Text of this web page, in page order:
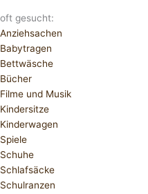
oft gesucht:
Anziehsachen
Babytragen
Bettwäsche
Bücher
Filme und Musik
Kindersitze
Kinderwagen
Spiele
Schuhe
Schlafsäcke
Schulranzen